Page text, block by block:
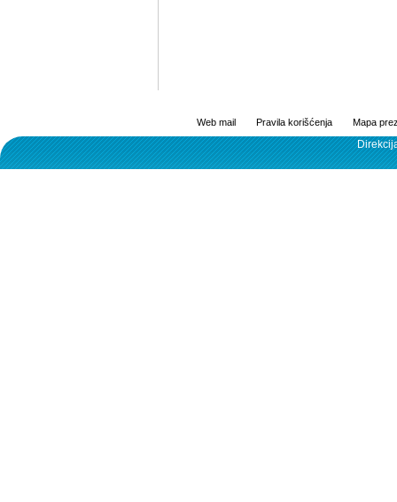
Web mail Pravila korišćenja Mapa